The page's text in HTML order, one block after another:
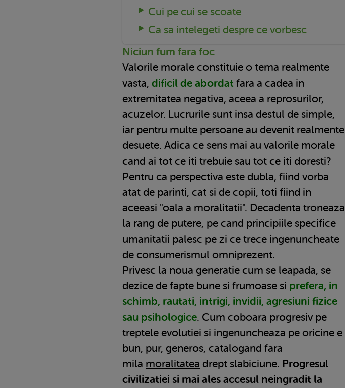
Cui pe cui se scoate
Ca sa intelegeti despre ce vorbesc
Niciun fum fara foc
Valorile morale constituie o tema realmente
vasta, dificil de abordat fara a cadea in
extremitatea negativa, aceea a reprosurilor,
acuzelor. Lucrurile sunt insa destul de simple,
iar pentru multe persoane au devenit realmente
desuete. Adica ce sens mai au valorile morale
cand ai tot ce iti trebuie sau tot ce iti doresti?
Pentru ca perspectiva este dubla, fiind vorba
atat de parinti, cat si de copii, toti fiind in
aceeasi "oala a moralitatii". Decadenta troneaza
la rang de putere, pe cand principiile specifice
umanitatii palesc pe zi ce trece ingenuncheate
de consumerismul omniprezent.
Privesc la noua generatie cum se leapada, se
dezice de fapte bune si frumoase si prefera, in
schimb, rautati, intrigi, invidii, agresiuni fizice
sau psihologice. Cum coboara progresiv pe
treptele evolutiei si ingenuncheaza pe oricine e
bun, pur, generos, catalogand fara
mila moralitatea drept slabiciune. Progresul
civilizatiei si mai ales accesul neingradit la